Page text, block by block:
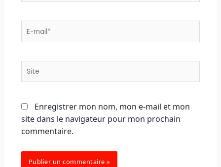
Site
Enregistrer mon nom, mon e-mail et mon
site dans le navigateur pour mon prochain
commentaire.